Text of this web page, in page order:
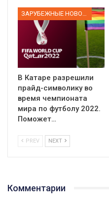
В Катаре разрешили
прайд-символику во
время чемпионата
мира по футболу 2022.
Поможет…
PREV NEXT
Комментарии